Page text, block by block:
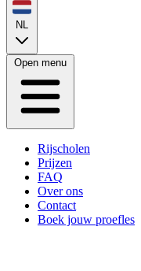
NL
Open menu
Rijscholen
Prijzen
FAQ
Over ons
Contact
Boek jouw proefles